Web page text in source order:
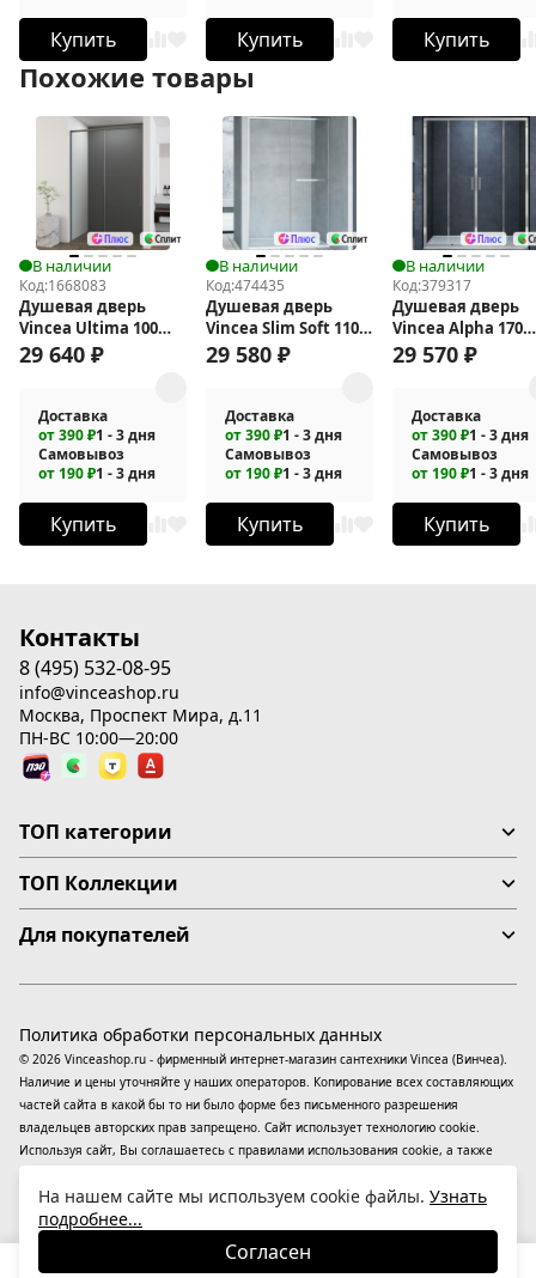
Купить Купить Купить
Похожие товары
В наличии
Код:1668083
Душевая дверь
Vincea Ultima 100
VDS-7UL100CLGM
29 640 ₽
Доставка
от 390 ₽1 - 3 дня
Самовывоз
от 190 ₽1 - 3 дня
Купить
В наличии
Код:474435
Душевая дверь
Vincea Slim Soft 110
VDS-1SS110CL
29 580 ₽
Доставка
от 390 ₽1 - 3 дня
Самовывоз
от 190 ₽1 - 3 дня
Купить
В наличии
Код:379317
Душевая дверь
Vincea Alpha 170
VDS-3AL2170CL
29 570 ₽
Доставка
от 390 ₽1 - 3 дня
Самовывоз
от 190 ₽1 - 3 дня
Купить
Контакты
8 (495) 532-08-95
info@vinceashop.ru
Москва, Проспект Мира, д.11
ПН-ВС 10:00—20:00
ТОП категории
ТОП Коллекции
Для покупателей
© 2026 Vinceashop.ru - фирменный интернет-магазин сантехники Vincea (Винчеа).
Наличие и цены уточняйте у наших операторов. Копирование всех составляющих
частей сайта в какой бы то ни было форме без письменного разрешения
владельцев авторских прав запрещено. Сайт использует технологию cookie.
Используя сайт, Вы соглашаетесь с правилами использования cookie, а также
применяютсярекомендательные технологии(информационные технологии
предоставления информации на основе сбора, систематизации и анализа
сведений, относящихся к предпочтениям пользователей сети «Интернет»,
находящихся на территории Российской Федерации).
Политика обработки персональных данных
На нашем сайте мы используем cookie файлы. Узнать
подробнее...
Согласен